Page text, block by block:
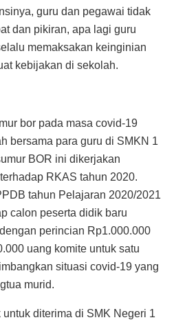
guru dan pegawai tidak
dan pikiran, apa lagi guru
memaksakan keinginian
kebijakan di sekolah.
bor pada masa covid-19
bersama para guru di SMKN 1
BOR ini dikerjakan
RKAS tahun 2020.
tahun Pelajaran 2020/2021
calon peserta didik baru
perincian Rp1.000.000
uang komite untuk satu
situasi covid-19 yang
murid.
untuk diterima di SMK Negeri 1